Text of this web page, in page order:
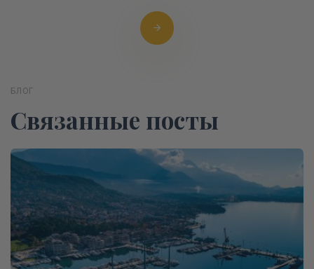
БЛОГ
Связанные посты